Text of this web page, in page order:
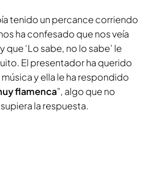
tenido un percance corriendo
ha confesado que nos veía
que ‘Lo sabe, no lo sabe’ le
El presentador ha querido
y ella le ha respondido
flamenca”, algo que no
la respuesta.